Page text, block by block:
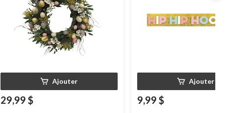
Ajouter
29,99 $
Ajouter
9,99 $